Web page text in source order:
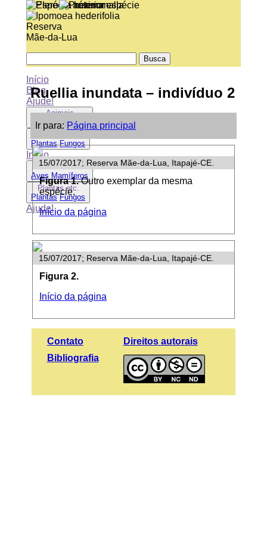
Reserva
Mãe-da-Lua
Início
Blog
Ajude!
Animais
Aves Mamíferos
Plantas Fungos
Início
Animais
Aves Mamíferos
Plantas etc.
Plantas Fungos
Ajude!
Ruellia inundata– indivíduo 2
Ir para: Página principal
15/07/2017; Reserva Mãe-da-Lua, Itapajé-CE.
Figura 1.Outro exemplar da mesma
espécie.
Início da página
15/07/2017; Reserva Mãe-da-Lua, Itapajé-CE.
Figura 2.
Início da página
Contato
Bibliografia
Direitos autorais